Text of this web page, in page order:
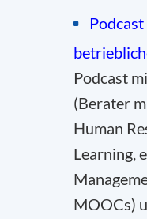
Podcast
(Berater
Human
Learning,
MOOCs)